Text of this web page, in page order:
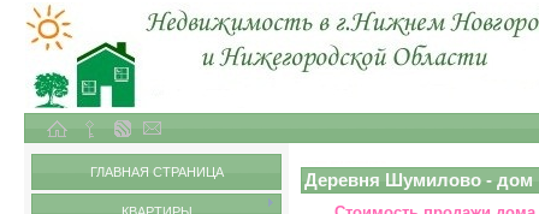
ГЛАВНАЯ СТРАНИЦА Деревня Шумилово - дом